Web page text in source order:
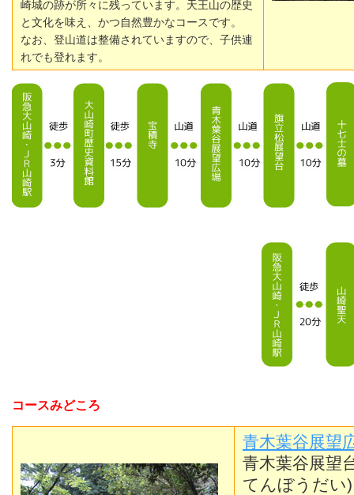
崎城の跡が所々に残っています。天王山の歴史
と文化を味え、かつ自然豊かなコースです。
なお、登山道は整備されていますので、子供連
れでも登れます。
コースみどころ
青木葉谷展望
青木葉谷展望
てんぼうだい